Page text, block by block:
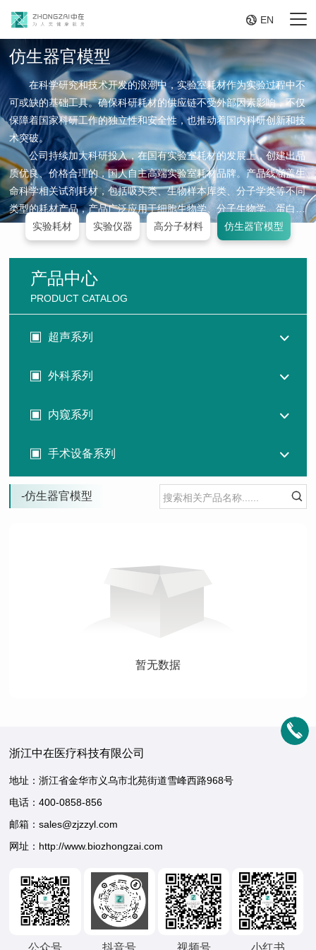
 EN
仿生器官模型
在科学研究和技术开发的浪潮中，实验室耗材作为实验过程中不
可或缺的基础工具。确保科研耗材的供应链不受外部因素影响，不仅
保障着国家科研工作的独立性和安全性，也推动着国内科研创新和技
术突破。
公司持续加大科研投入，在国有实验室耗材的发展上，创建出品
质优良、价格合理的，国人自主高端实验室耗材品牌。产品线涵盖生
命科学相关试剂耗材，包括吸头类、生物样本库类、分子学类等不同
类型的耗材产品，产品广泛应用于细胞生物学、分子生物学、蛋白组
学、生物化学等学科,为国内各高等院校、研究机构和相关企事业单
位提供配套产品。产品以其优良的品质受到广大客户的一致认可。
实验耗材 实验仪器 高分子材料 仿生器官模型
产品中心
PRODUCT CATALOG
超声系列
外科系列
内窥系列
手术设备系列
-仿生器官模型 
暂无数据
浙江中在医疗科技有限公司
地址：浙江省金华市义乌市北苑街道雪峰西路968号
电话：400-0858-856
邮箱：sales@zjzzyl.com
网址：http://www.biozhongzai.com